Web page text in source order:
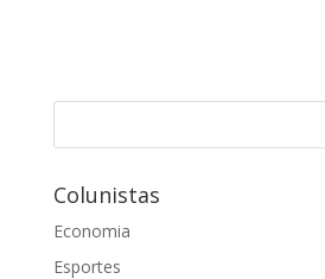
Colunistas
Economia
Esportes